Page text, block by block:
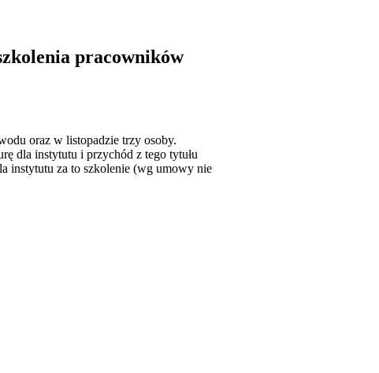
pracowników
oraz w listopadzie trzy osoby.
dla instytutu i przychód z tego tytułu
instytutu za to szkolenie (wg umowy nie